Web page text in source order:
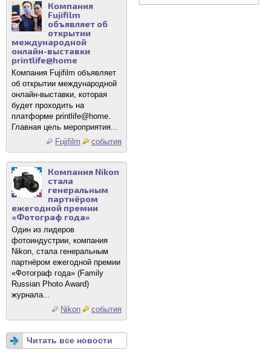
Компания
Fujifilm
объявляет об
открытии
международной
онлайн-выставки
printlife@home
Компания Fujifilm объявляет
об открытии международной
онлайн-выставки, которая
будет проходить на
платформе printlife@home.
Главная цель мероприятия...
Fujifilm
события
Компания Nikon
стала
генеральным
партнёром
ежегодной премии
«Фотограф года»
Один из лидеров
фотоиндустрии, компания
Nikon, стала генеральным
партнёром ежегодной премии
«Фотограф года» (Family
Russian Photo Award)
журнала...
Nikon
события
Читать все новости